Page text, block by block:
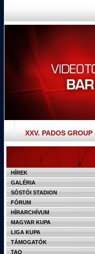
XXV. PADOS
HÍREK
GALÉRIA
SÓSTÓI STADION
FÓRUM
HÍRARCHÍVUM
MAGYAR KUPA
LIGA KUPA
TÁMOGATÓK
TAO